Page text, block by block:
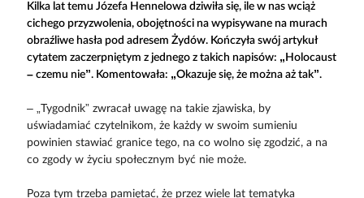
Kilka lat temu Józefa Hennelowa dziwiła się, ile w nas wciąż
cichego przyzwolenia, obojętności na wypisywane na murach
obraźliwe hasła pod adresem Żydów. Kończyła swój artykuł
cytatem zaczerpniętym z jednego z takich napisów: „Holocaust
– czemu nie”. Komentowała: „Okazuje się, że można aż tak”.
– „Tygodnik” zwracał uwagę na takie zjawiska, by
uświadamiać czytelnikom, że każdy w swoim sumieniu
powinien stawiać granice tego, na co wolno się zgodzić, a na
co zgody w życiu społecznym być nie może.
Poza tym trzeba pamiętać, że przez wiele lat tematyka